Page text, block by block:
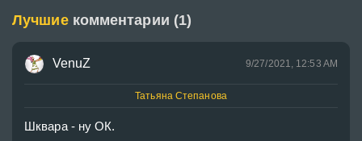
Лучшие комментарии (1)
VenuZ 9/27/2021, 12:53 AM
Татьяна Степанова
Шквара - ну ОК.